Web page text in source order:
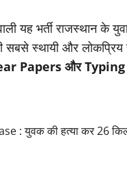
यह भर्ती राजस्थान के
स्थायी और लोकप्रिय
Papers और
: युवक की हत्या कर 26